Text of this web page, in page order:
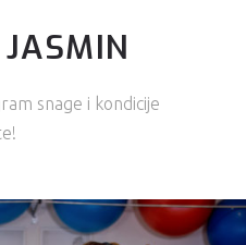
snage i kondicije